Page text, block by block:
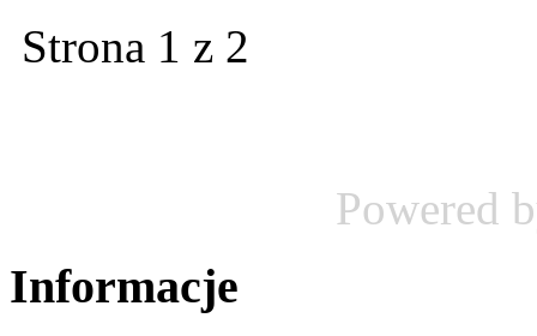
Strona 1 z 2
Powered
Informacje